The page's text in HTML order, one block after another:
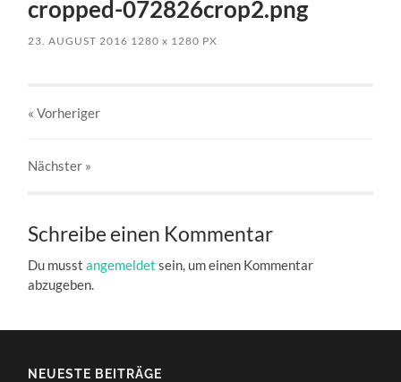
cropped-072826crop2.png
23. AUGUST 2016 1280x 1280 PX
« Vorheriger
Nächster »
Schreibe einen Kommentar
Du musstangemeldet sein, um einen Kommentar
abzugeben.
NEUESTE BEITRÄGE